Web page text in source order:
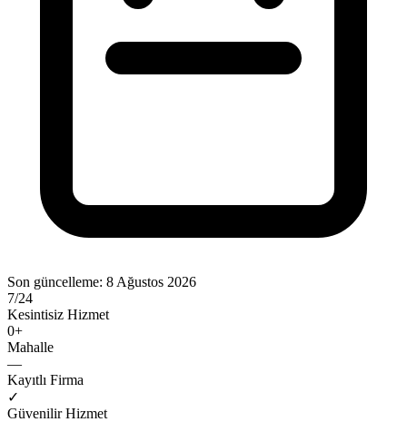
Son güncelleme: 8 Ağustos 2026
7/24
Kesintisiz Hizmet
0+
Mahalle
—
Kayıtlı Firma
✓
Güvenilir Hizmet